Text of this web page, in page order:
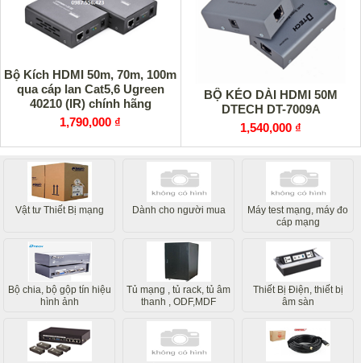
Bộ Kích HDMI 50m, 70m, 100m
qua cáp lan Cat5,6 Ugreen
40210 (IR) chính hãng
1,790,000 ₫
BỘ KÉO DÀI HDMI 50M
DTECH DT-7009A
1,540,000 ₫
Vật tư Thiết Bị mạng Dành cho người mua
Máy test mạng, máy đo
cáp mạng
Bộ chia, bộ gộp tín hiệu
hình ảnh
Tủ mạng , tủ rack, tủ âm
thanh , ODF,MDF
Thiết Bị Điện, thiết bị
âm sàn